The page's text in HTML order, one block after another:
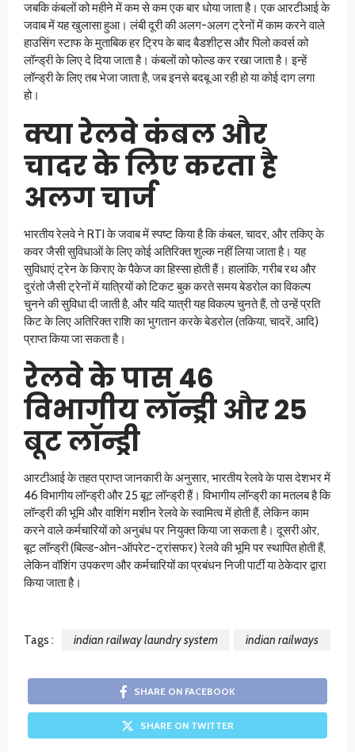
जबकि कंबलों को महीने में कम से कम एक बार धोया जाता है। एक आरटीआई के
जवाब में यह खुलासा हुआ। लंबी दूरी की अलग-अलग ट्रेनों में काम करने वाले
हाउसिंग स्टाफ के मुताबिक हर ट्रिप के बाद बैडशीट्स और पिलो कवर्स को
लॉन्ड्री के लिए दे दिया जाता है। कंबलों को फोल्ड कर रखा जाता है। इन्हें
लॉन्ड्री के लिए तब भेजा जाता है, जब इनसे बदबू आ रही हो या कोई दाग लगा
हो।
क्या रेलवे कंबल और
चादर के लिए करता है
अलग चार्ज
भारतीय रेलवे ने RTI के जवाब में स्पष्ट किया है कि कंबल, चादर, और तकिए के
कवर जैसी सुविधाओं के लिए कोई अतिरिक्त शुल्क नहीं लिया जाता है। यह
सुविधाएं ट्रेन के किराए के पैकेज का हिस्सा होती हैं। हालांकि, गरीब रथ और
दुरंतो जैसी ट्रेनों में यात्रियों को टिकट बुक करते समय बेडरोल का विकल्प
चुनने की सुविधा दी जाती है, और यदि यात्री यह विकल्प चुनते हैं, तो उन्हें प्रति
किट के लिए अतिरिक्त राशि का भुगतान करके बेडरोल (तकिया, चादरें, आदि)
प्राप्त किया जा सकता है।
रेलवे के पास 46
विभागीय लॉन्ड्री और 25
बूट लॉन्ड्री
आरटीआई के तहत प्राप्त जानकारी के अनुसार, भारतीय रेलवे के पास देशभर में
46 विभागीय लॉन्ड्री और 25 बूट लॉन्ड्री हैं। विभागीय लॉन्ड्री का मतलब है कि
लॉन्ड्री की भूमि और वाशिंग मशीन रेलवे के स्वामित्व में होती हैं, लेकिन काम
करने वाले कर्मचारियों को अनुबंध पर नियुक्त किया जा सकता है। दूसरी ओर,
बूट लॉन्ड्री (बिल्ड-ओन-ऑपरेट-ट्रांसफर) रेलवे की भूमि पर स्थापित होती हैं,
लेकिन वॉशिंग उपकरण और कर्मचारियों का प्रबंधन निजी पार्टी या ठेकेदार द्वारा
किया जाता है।
Tags : indian railway laundry system indian railways
SHARE ON FACEBOOK
SHARE ON TWITTER